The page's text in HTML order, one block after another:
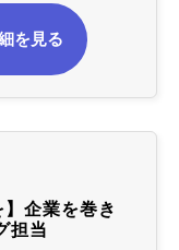
を見る
】企業を巻き
担当